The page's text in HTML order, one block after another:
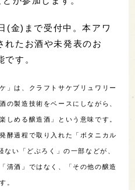
(金)まで受付中。本アワ
れたお酒や未発表のお
す。
」は、クラフトサケブリュワリー
の製造技術をベースにしながら、
しめる醸造酒」という意味です。
酵過程で取り入れた「ボタニカル
い「どぶろく」の一部などが、
清酒」ではなく、「その他の醸造
。